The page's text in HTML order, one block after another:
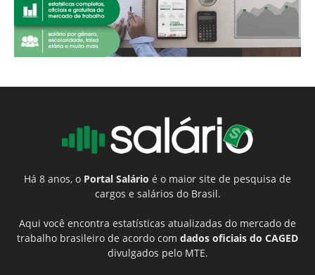
Há 8 anos, o Portal Salário é o maior site de pesquisa de
cargos e salários do Brasil.
Aqui você encontra estatísticas atualizadas do mercado de
trabalho brasileiro de acordo com dados oficiais do CAGED
divulgados pelo MTE.